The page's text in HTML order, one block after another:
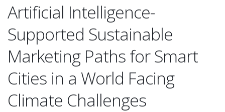
Artificial Intelligence-
Supported Sustainable
Marketing Paths for Smart
Cities in a World Facing
Climate Challenges